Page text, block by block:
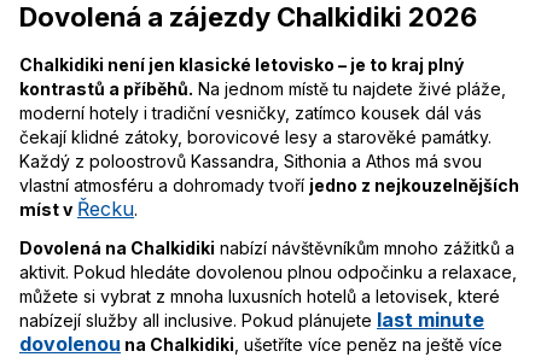
Dovolená a zájezdy Chalkidiki 2026
Chalkidiki není jen klasické letovisko – je to kraj plný
kontrastů a příběhů. Na jednom místě tu najdete živé pláže,
moderní hotely i tradiční vesničky, zatímco kousek dál vás
čekají klidné zátoky, borovicové lesy a starověké památky.
Každý z poloostrovů Kassandra, Sithonia a Athos má svou
vlastní atmosféru a dohromady tvoří jedno z nejkouzelnějších
míst v Řecku.
Dovolená na Chalkidiki nabízí návštěvníkům mnoho zážitků a
aktivit. Pokud hledáte dovolenou plnou odpočinku a relaxace,
můžete si vybrat z mnoha luxusních hotelů a letovisek, které
nabízejí služby all inclusive. Pokud plánujete last minute
dovolenou na Chalkidiki , ušetříte více peněz na ještě více